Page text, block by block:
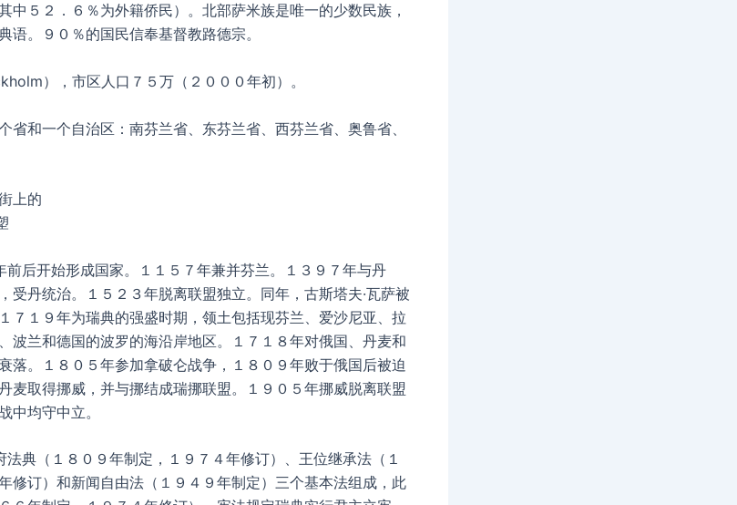
中５２．６％为外籍侨民）。北部萨米族是唯一的少数民族，
语。９０％的国民信奉基督教路德宗。
），市区人口７５万（２０００年初）。
省和一个自治区：南芬兰省、东芬兰省、西芬兰省、奥鲁省、
上的
后开始形成国家。１１５７年兼并芬兰。１３９７年与丹
受丹统治。１５２３年脱离联盟独立。同年，古斯塔夫·瓦萨被
７１９年为瑞典的强盛时期，领土包括现芬兰、爱沙尼亚、拉
波兰和德国的波罗的海沿岸地区。１７１８年对俄国、丹麦和
落。１８０５年参加拿破仑战争，１８０９年败于俄国后被迫
麦取得挪威，并与挪结成瑞挪联盟。１９０５年挪威脱离联盟
中均守中立。
典（１８０９年制定，１９７４年修订）、王位继承法（１
修订）和新闻自由法（１９４９年制定）三个基本法组成，此